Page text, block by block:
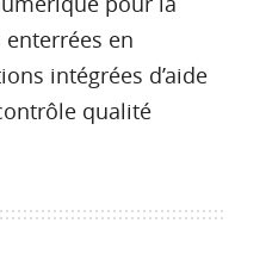
en
intégrées d’aide
qualité